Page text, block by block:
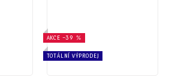
AKCE –39 %
TOTÁLNÍ VÝPRODEJ